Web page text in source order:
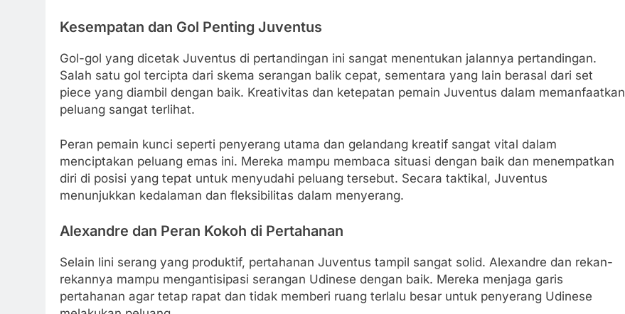
Kesempatan dan Gol Penting Juventus
Gol-gol yang dicetak Juventus di pertandingan ini sangat menentukan jalannya pertandingan.
Salah satu gol tercipta dari skema serangan balik cepat, sementara yang lain berasal dari set
piece yang diambil dengan baik. Kreativitas dan ketepatan pemain Juventus dalam memanfaatkan
peluang sangat terlihat.
Peran pemain kunci seperti penyerang utama dan gelandang kreatif sangat vital dalam
menciptakan peluang emas ini. Mereka mampu membaca situasi dengan baik dan menempatkan
diri di posisi yang tepat untuk menyudahi peluang tersebut. Secara taktikal, Juventus
menunjukkan kedalaman dan fleksibilitas dalam menyerang.
Alexandre dan Peran Kokoh di Pertahanan
Selain lini serang yang produktif, pertahanan Juventus tampil sangat solid. Alexandre dan rekan-
rekannya mampu mengantisipasi serangan Udinese dengan baik. Mereka menjaga garis
pertahanan agar tetap rapat dan tidak memberi ruang terlalu besar untuk penyerang Udinese